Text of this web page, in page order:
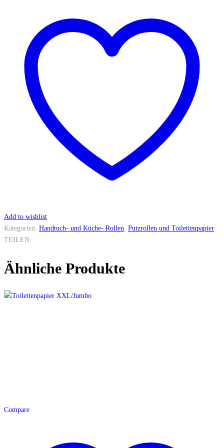
Add to wishlist
Kategorien: Handtuch- und Küche- Rollen Putzrollen und Toilettenpapier
TEILEN:
Ähnliche Produkte
Compare